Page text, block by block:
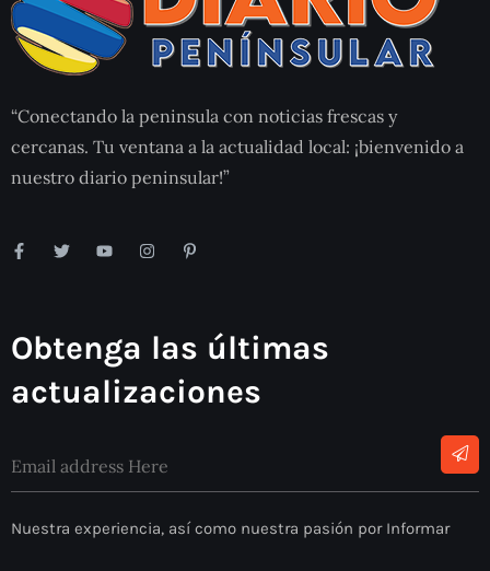
“Conectando la peninsula con noticias frescas y
cercanas. Tu ventana a la actualidad local: ¡bienvenido a
nuestro diario peninsular!”
Obtenga las últimas
actualizaciones
Nuestra experiencia, así como nuestra pasión por Informar